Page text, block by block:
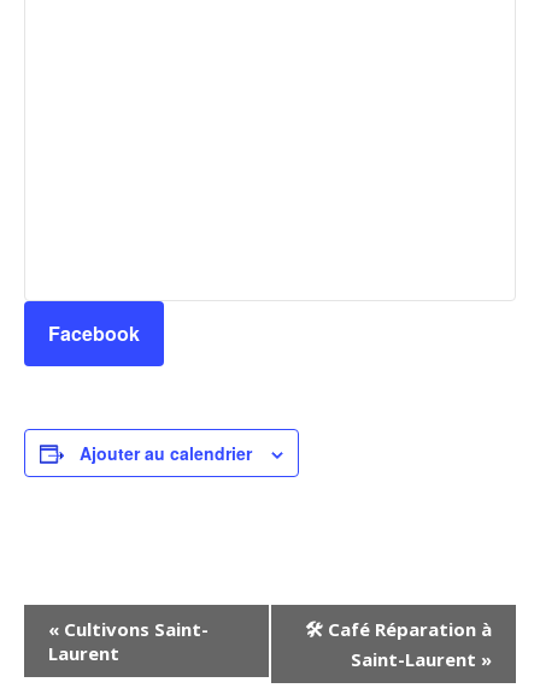
Facebook
Ajouter au calendrier
Navigation
Évènement
« Cultivons Saint-
Laurent
🛠️ Café Réparation à
Saint-Laurent »